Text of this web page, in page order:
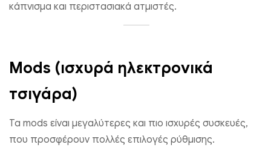
Bang King 50000 Φύλλα Φράουλα Καρππούζι και Πάθους
Πάθους Γκουάβα Πάθους
κάπνισμα και περιστασιακά ατμιστές.
Mods (ισχυρά ηλεκτρονικά
τσιγάρα)
Τα mods είναι μεγαλύτερες και πιο ισχυρές συσκευές,
που προσφέρουν πολλές επιλογές ρύθμισης.